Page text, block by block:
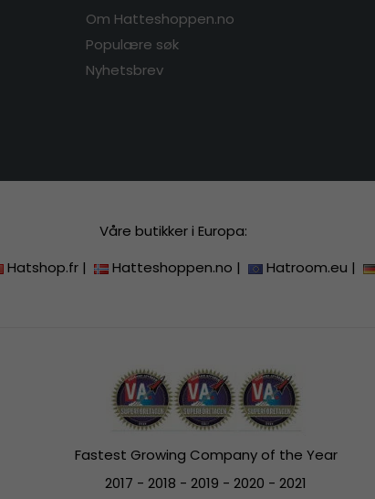
Om Hatteshoppen.no
Populære søk
Nyhetsbrev
Våre butikker i Europa:
Hatshop.fr | Hatteshoppen.no | Hatroom.eu |
Fastest Growing Company of the Year
2017 - 2018 - 2019 - 2020 - 2021